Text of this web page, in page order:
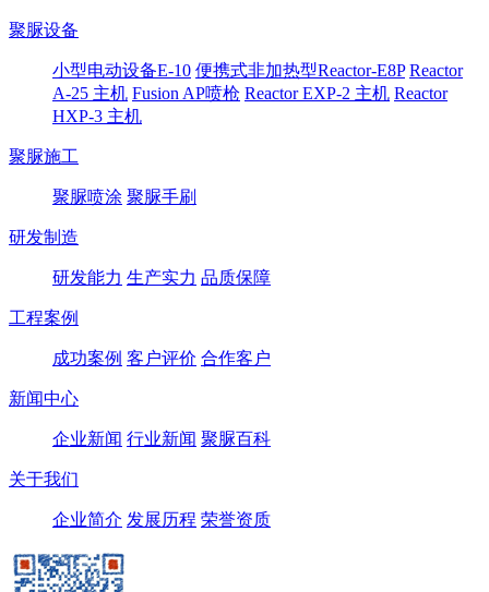
聚脲设备
小型电动设备E-10 便携式非加热型Reactor-E8P Reactor
A-25 主机 Fusion AP喷枪 Reactor EXP-2 主机 Reactor
HXP-3 主机
聚脲施工
聚脲喷涂 聚脲手刷
研发制造
研发能力 生产实力 品质保障
工程案例
成功案例 客户评价 合作客户
新闻中心
企业新闻 行业新闻 聚脲百科
关于我们
企业简介 发展历程 荣誉资质